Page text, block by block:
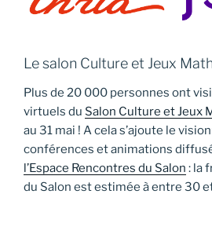
Le salon Culture et Jeux
Plus de 20 000 personnes ont
virtuels du Salon Culture et Jeux
au 31 mai ! A cela s’ajoute le
conférences et animations
l’Espace Rencontres du Salon : la
du Salon est estimée à entre 30